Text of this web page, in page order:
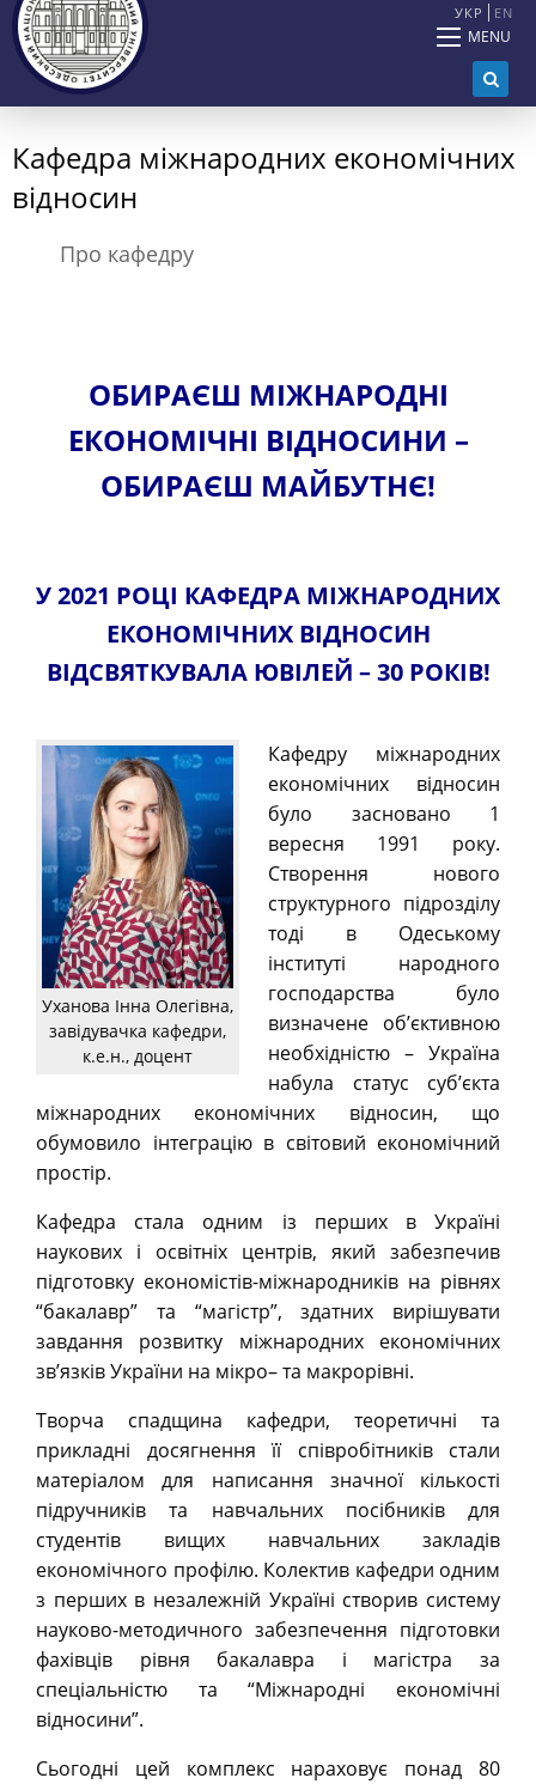
УКР EN
MENU
Кафедра міжнародних економічних
відносин
Про кафедру
ОБИРАЄШ МІЖНАРОДНІ
ЕКОНОМІЧНІ ВІДНОСИНИ –
ОБИРАЄШ МАЙБУТНЄ!
У 2021 РОЦІ КАФЕДРА МІЖНАРОДНИХ
ЕКОНОМІЧНИХ ВІДНОСИН
ВІДСВЯТКУВАЛА ЮВІЛЕЙ – 30 РОКІВ!
Уханова Інна Олегівна,
завідувачка кафедри,
к.е.н., доцент
Кафедру міжнародних
економічних відносин
було засновано 1
вересня 1991 року.
Створення нового
структурного підрозділу
тоді в Одеському
інституті народного
господарства було
визначене об’єктивною
необхідністю – Україна
набула статус суб’єкта
міжнародних економічних відносин, що
обумовило інтеграцію в світовий економічний
простір.
Кафедра стала одним із перших в Україні
наукових і освітніх центрів, який забезпечив
підготовку економістів-міжнародників на рівнях
“бакалавр” та “магістр”, здатних вирішувати
завдання розвитку міжнародних економічних
зв’язків України на мікро– та макрорівні.
Творча спадщина кафедри, теоретичні та
прикладні досягнення її співробітників стали
матеріалом для написання значної кількості
підручників та навчальних посібників для
студентів вищих навчальних закладів
економічного профілю. Колектив кафедри одним
з перших в незалежній Україні створив систему
науково-методичного забезпечення підготовки
фахівців рівня бакалавра і магістра за
спеціальністю та “Міжнародні економічні
відносини”.
Сьогодні цей комплекс нараховує понад 80